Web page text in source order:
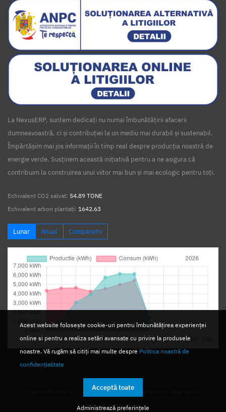
Acest website folosește cookie-uri pentru îmbunătățirea experienței
online si pentru a realiza setări avansate cu privire la produsele
noastre. Vă rugăm să citiți mai multe despre Politica noastră de
confidențialitate
Acceptă toate
Administrează preferințele
La NexusERP, suntem dedicați nu numai îmbunătățirii afacerii
dumneavoastră, ci și contribuției la un mediu mai durabil și sustenabil.
Împărtășim mai jos informații în timp real despre producția noastră de
energie verde. Susținem această inițiativă pentru a ne asigura că
contribuim la construirea unui viitor mai bun și mai ecologic pentru toți.
Echivalent CO2 salvat: 54.89 TONE
Echivalent arbori plantați: 1642.63
Lunar Anual Comparativ
Nexus Media srl. © 2026. Toate drepturile sunt rezervate